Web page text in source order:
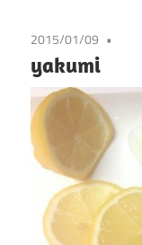
2015/01/09
yakumi